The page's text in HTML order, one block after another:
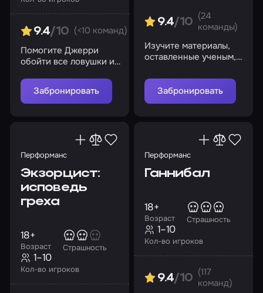
9.4/10 (<10 команд)
Помогите Джерри
обойти все ловушки и
заполучить
долгожданные кусочки
сыра
Забронировать
9.4/10
(24
команды)
Изучите материалы,
оставленные ученым,
чертежи до прихода
спецслужб
Забронировать
Перформанс
Экзорцист:
исповедь
греха
Возраст
18+
Страшность
Кол-во игроков
1–10
Перформанс
Ганнибал
Возраст
18+
Страшность
Кол-во игроков
1–10
9.4/10
(117
команд)